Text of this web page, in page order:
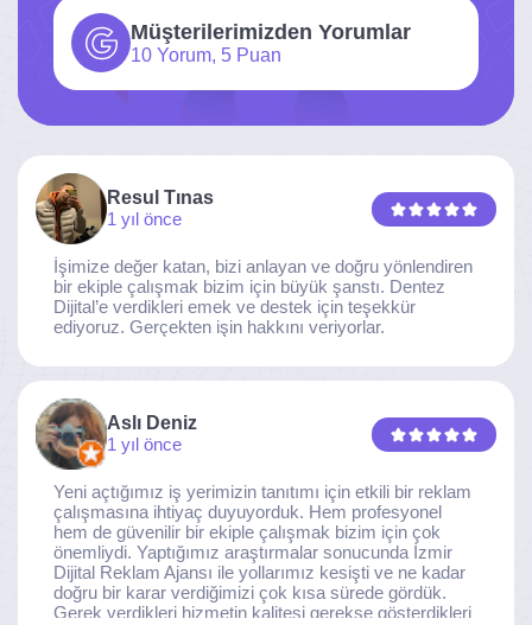
Müşterilerimizden Yorumlar
10 Yorum, 5 Puan
Resul Tınas
1 yıl önce
İşimize değer katan, bizi anlayan ve doğru yönlendiren
bir ekiple çalışmak bizim için büyük şanstı. Dentez
Dijital’e verdikleri emek ve destek için teşekkür
ediyoruz. Gerçekten işin hakkını veriyorlar.
Aslı Deniz
1 yıl önce
Yeni açtığımız iş yerimizin tanıtımı için etkili bir reklam
çalışmasına ihtiyaç duyuyorduk. Hem profesyonel
hem de güvenilir bir ekiple çalışmak bizim için çok
önemliydi. Yaptığımız araştırmalar sonucunda İzmir
Dijital Reklam Ajansı ile yollarımız kesişti ve ne kadar
doğru bir karar verdiğimizi çok kısa sürede gördük.
Gerek verdikleri hizmetin kalitesi gerekse gösterdikleri